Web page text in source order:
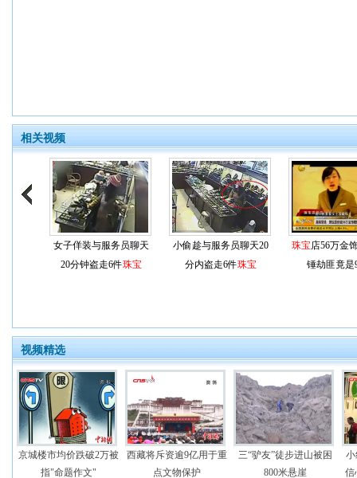
相关视频
女子佯装与服务员聊天
20分钟盗走6件珠宝
小偷趁与服务员聊天20
分内盗走6件珠宝
珠宝店56万金
锤劫匪竟是
视频精选
京城楼市均价跌破2万被
指"命题作文"
西藏将斥资逾9亿用于重
点文物保护
三“驴友”徒步进山被困
800米悬崖
信